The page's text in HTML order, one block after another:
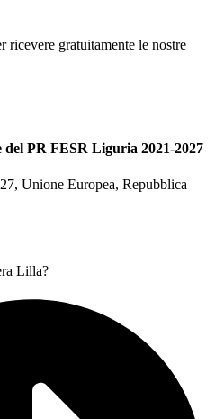
ricevere gratuitamente le nostre
del PR FESR Liguria 2021-2027
Lilla?